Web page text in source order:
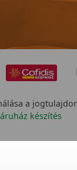
a
készítés